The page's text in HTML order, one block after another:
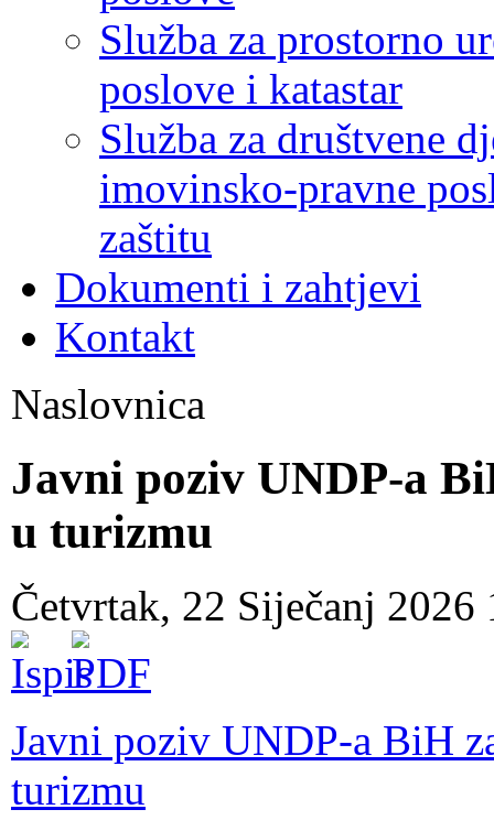
Služba za prostorno
poslove i katastar
Služba za društvene
imovinsko-pravne
zaštitu
Dokumenti i zahtjevi
Kontakt
Naslovnica
Javni poziv UNDP-a
u turizmu
Četvrtak, 22 Siječanj
Javni poziv UNDP-a BiH
turizmu